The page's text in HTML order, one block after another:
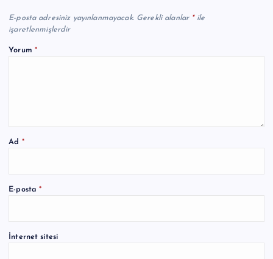
E-posta adresiniz yayınlanmayacak. Gerekli alanlar *ile
işaretlenmişlerdir
Yorum *
Ad *
E-posta*
İnternet sitesi
A
e